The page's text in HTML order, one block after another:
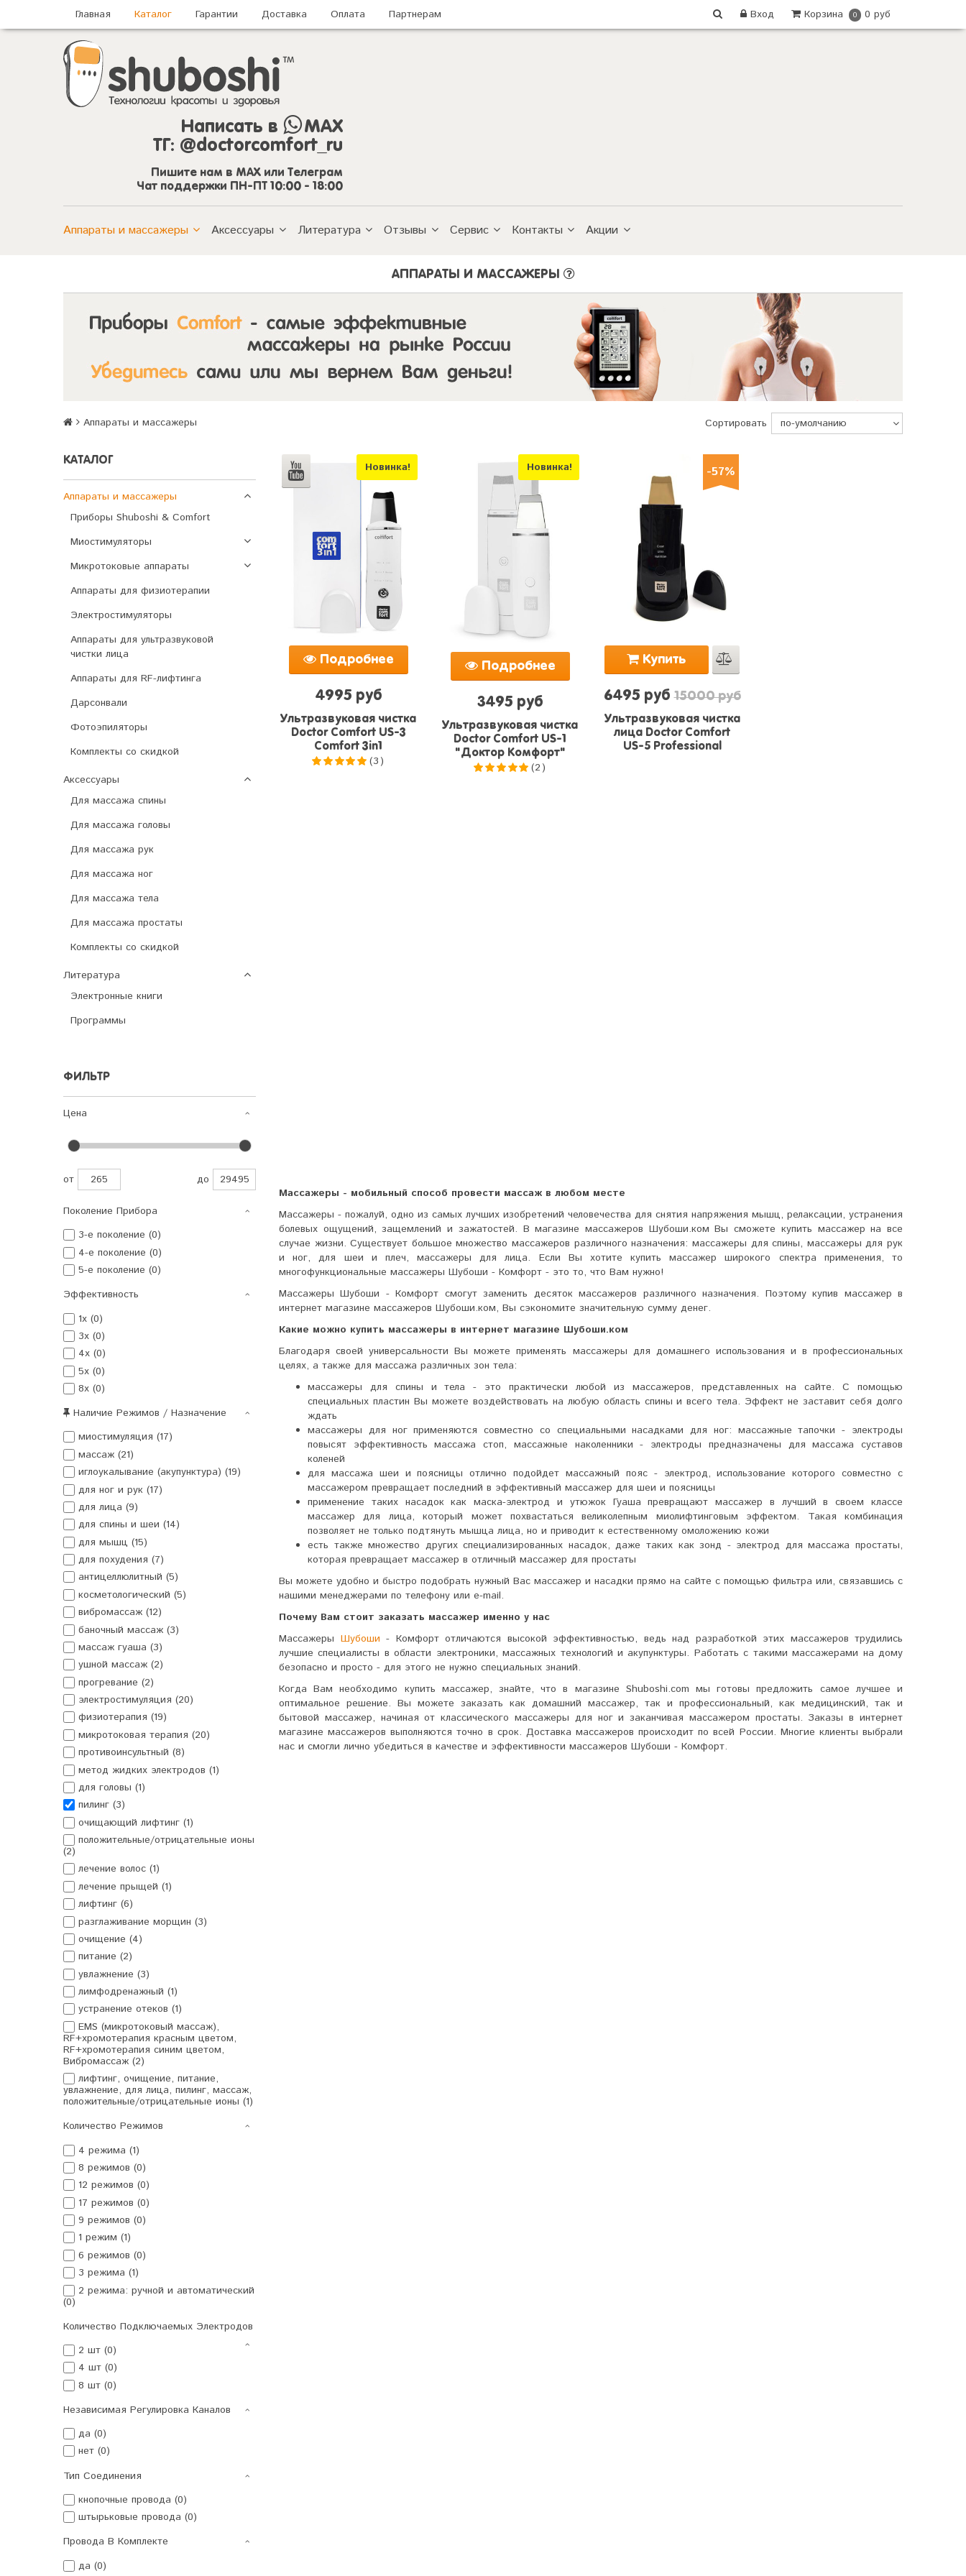
Главная Каталог Гарантии Доставка Оплата Партнерам Корзина 0 0 руб
Вход
Написать в
MAX
ТГ: @doctorcomfort_ru
Пишите нам в MAX или Телеграм
Чат поддержки ПН-ПТ 10:00 - 18:00
Аппараты и массажеры Аксессуары Литература Отзывы Сервис Контакты Акции
АППАРАТЫ И МАССАЖЕРЫ
Аппараты и массажеры Сортировать
КАТАЛОГ
Аппараты и массажеры
Приборы Shuboshi & Comfort
Миостимуляторы
Микротоковые аппараты
Аппараты для физиотерапии
Электростимуляторы
Аппараты для ультразвуковой
чистки лица
Аппараты для RF-лифтинга
Дарсонвали
Фотоэпиляторы
Комплекты со скидкой
Аксессуары
Для массажа спины
Для массажа головы
Для массажа рук
Для массажа ног
Для массажа тела
Для массажа простаты
Комплекты со скидкой
Литература
Электронные книги
Программы
ФИЛЬТР
Цена
от до
Поколение Прибора
3-е поколение (0)
4-е поколение (0)
5-е поколение (0)
Эффективность
1x (0)
3x (0)
4x (0)
5x (0)
8x (0)
Наличие Режимов / Назначение
миостимуляция (17)
массаж (21)
иглоукалывание (акупунктура) (19)
для ног и рук (17)
для лица (9)
для спины и шеи (14)
для мышц (15)
для похудения (7)
антицеллюлитный (5)
косметологический (5)
вибромассаж (12)
баночный массаж (3)
массаж гуаша (3)
ушной массаж (2)
прогревание (2)
электростимуляция (20)
физиотерапия (19)
микротоковая терапия (20)
противоинсультный (8)
метод жидких электродов (1)
для головы (1)
пилинг (3)
очищающий лифтинг (1)
положительные/отрицательные ионы
(2)
лечение волос (1)
лечение прыщей (1)
лифтинг (6)
разглаживание морщин (3)
очищение (4)
питание (2)
увлажнение (3)
лимфодренажный (1)
устранение отеков (1)
EMS (микротоковый массаж),
RF+хромотерапия красным цветом,
RF+хромотерапия синим цветом,
Вибромассаж (2)
лифтинг, очищение, питание,
увлажнение, для лица, пилинг, массаж,
положительные/отрицательные ионы (1)
Количество Режимов
4 режима (1)
8 режимов (0)
12 режимов (0)
17 режимов (0)
9 режимов (0)
1 режим (1)
6 режимов (0)
3 режима (1)
2 режима: ручной и автоматический
(0)
Количество Подключаемых Электродов
2 шт (0)
4 шт (0)
8 шт (0)
Независимая Регулировка Каналов
да (0)
нет (0)
Тип Соединения
кнопочные провода (0)
штырьковые провода (0)
Провода В Комплекте
да (0)
Новинка!
Подробнее
4995 руб
Ультразвуковая чистка
Doctor Comfort US-3
Comfort 3in1
(3)
Новинка!
Подробнее
3495 руб
Ультразвуковая чистка
Doctor Comfort US-1
"Доктор Комфорт"
(2)
-57%
Купить
6495 руб15000 руб
Ультразвуковая чистка
лица Doctor Comfort
US-5 Professional
Массажеры - мобильный способ провести массаж в любом месте
Массажеры - пожалуй, одно из самых лучших изобретений человечества для снятия напряжения мышц, релаксации, устранения
болевых ощущений, защемлений и зажатостей. В магазине массажеров Шубоши.ком Вы сможете купить массажер на все
случае жизни. Существует большое множество массажеров различного назначения: массажеры для спины, массажеры для рук
и ног, для шеи и плеч, массажеры для лица. Если Вы хотите купить массажер широкого спектра применения, то
многофункциональные массажеры Шубоши - Комфорт - это то, что Вам нужно!
Массажеры Шубоши - Комфорт смогут заменить десяток массажеров различного назначения. Поэтому купив массажер в
интернет магазине массажеров Шубоши.ком, Вы сэкономите значительную сумму денег.
Какие можно купить массажеры в интернет магазине Шубоши.ком
Благодаря своей универсальности Вы можете применять массажеры для домашнего использования и в профессиональных
целях, а также для массажа различных зон тела:
массажеры для спины и тела - это практически любой из массажеров, представленных на сайте. С помощью
специальных пластин Вы можете воздействовать на любую область спины и всего тела. Эффект не заставит себя долго
ждать
массажеры для ног применяются совместно со специальными насадками для ног: массажные тапочки - электроды
повысят эффективность массажа стоп, массажные наколенники - электроды предназначены для массажа суставов
коленей
для массажа шеи и поясницы отлично подойдет массажный пояс - электрод, использование которого совместно с
массажером превращает последний в эффективный массажер для шеи и поясницы
применение таких насадок как маска-электрод и утюжок Гуаша превращают массажер в лучший в своем классе
массажер для лица, который может похвастаться великолепным миолифтинговым эффектом. Такая комбинация
позволяет не только подтянуть мышца лица, но и приводит к естественному омоложению кожи
есть также множество других специализированных насадок, даже таких как зонд - электрод для массажа простаты,
которая превращает массажер в отличный массажер для простаты
Вы можете удобно и быстро подобрать нужный Вас массажер и насадки прямо на сайте с помощью фильтра или, связавшись с
нашими менеджерами по телефону или e-mail.
Почему Вам стоит заказать массажер именно у нас
Массажеры Шубоши - Комфорт отличаются высокой эффективностью, ведь над разработкой этих массажеров трудились
лучшие специалисты в области электроники, массажных технологий и акупунктуры. Работать с такими массажерами на дому
безопасно и просто - для этого не нужно специальных знаний.
Когда Вам необходимо купить массажер, знайте, что в магазине Shuboshi.com мы готовы предложить самое лучшее и
оптимальное решение. Вы можете заказать как домашний массажер, так и профессиональный, как медицинский, так и
бытовой массажер, начиная от классического массажеры для ног и заканчивая массажером простаты. Заказы в интернет
магазине массажеров выполняются точно в срок. Доставка массажеров происходит по всей России. Многие клиенты выбрали
нас и смогли лично убедиться в качестве и эффективности массажеров Шубоши - Комфорт.